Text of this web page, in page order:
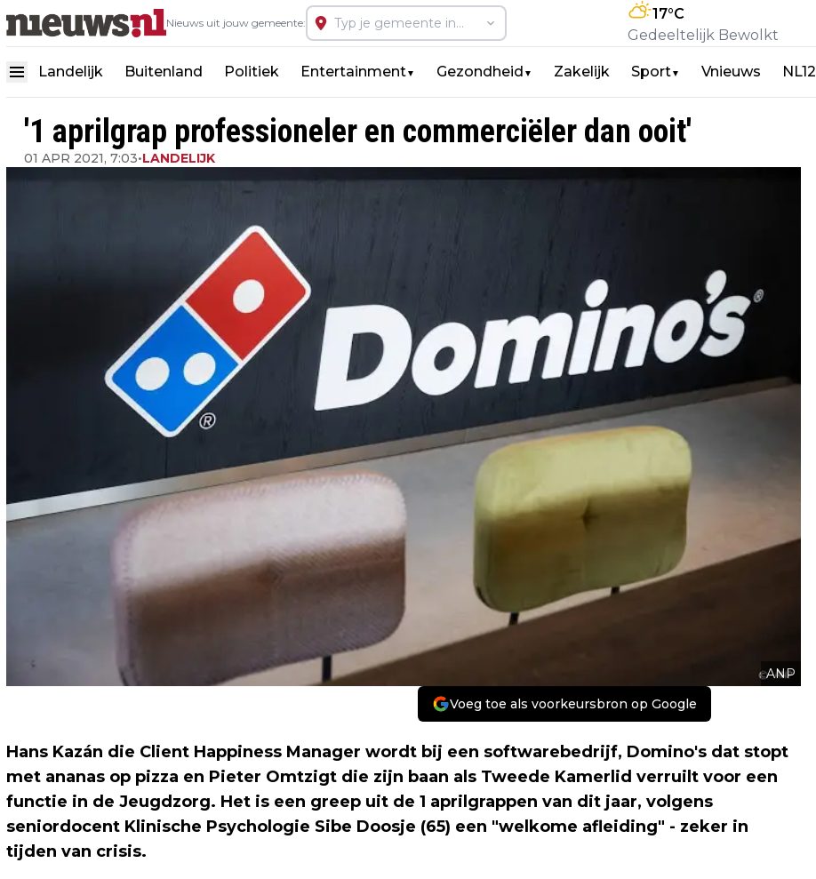
Nieuws uit jouw gemeente:
17°C
Gedeeltelijk Bewolkt
Landelijk Buitenland Politiek Entertainment▼ Gezondheid ▼ Zakelijk Sport▼ Vnieuws NL12
'1 aprilgrap professioneler en commerciëler dan ooit'
01 APR 2021, 7:03•LANDELIJK
ANP
Voeg toe als voorkeursbron op Google
Hans Kazán die Client Happiness Manager wordt bij een softwarebedrijf, Domino's dat stopt
met ananas op pizza en Pieter Omtzigt die zijn baan als Tweede Kamerlid verruilt voor een
functie in de Jeugdzorg. Het is een greep uit de 1 aprilgrappen van dit jaar, volgens
seniordocent Klinische Psychologie Sibe Doosje (65) een "welkome afleiding" - zeker in
tijden van crisis.